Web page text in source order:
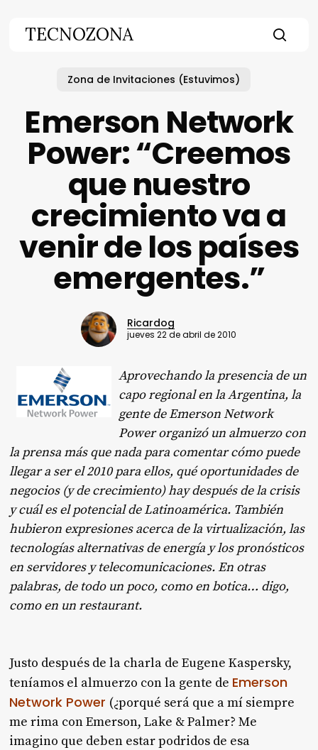
TECNOZONA
Zona de Invitaciones (Estuvimos)
Emerson Network
Power: “Creemos
que nuestro
crecimiento va a
venir de los países
emergentes.”
Ricardog
jueves 22 de abril de 2010
Aprovechando la presencia de un
capo regional en la Argentina, la
gente de Emerson Network
Power organizó un almuerzo con
la prensa más que nada para comentar cómo puede
llegar a ser el 2010 para ellos, qué oportunidades de
negocios (y de crecimiento) hay después de la crisis
y cuál es el potencial de Latinoamérica. También
hubieron expresiones acerca de la virtualización, las
tecnologías alternativas de energía y los pronósticos
en servidores y telecomunicaciones. En otras
palabras, de todo un poco, como en botica… digo,
como en un restaurant.
Justo después de la charla de Eugene Kaspersky,
teníamos el almuerzo con la gente de Emerson
Network Power (¿porqué será que a mí siempre
me rima con Emerson, Lake & Palmer? Me
imagino que deben estar podridos de esa